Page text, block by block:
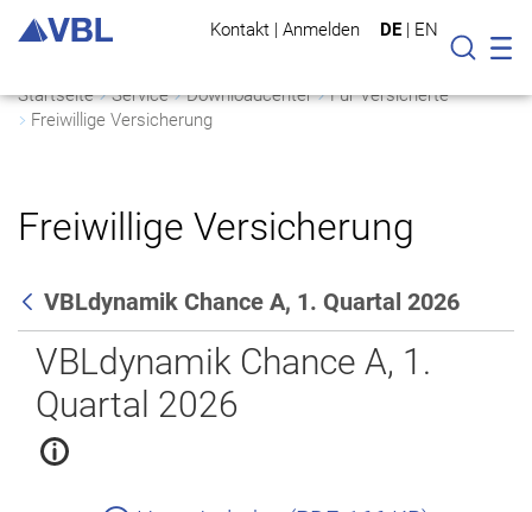
Kontakt | Anmelden DE | EN
Suche
Startseite Service Downloadcenter
Für Versicherte
Freiwillige Versicherung
Freiwillige Versicherung
Zurück
VBLdynamik Chance A, 1. Quartal 2026
VBLdynamik Chance A, 1.
Quartal 2026